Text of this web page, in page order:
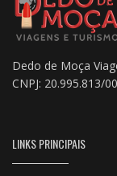
Dedo de Moça
CNPJ: 20.995.813/
LINKS PRINCIPAIS